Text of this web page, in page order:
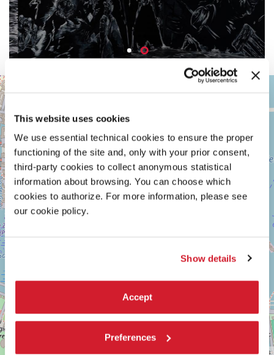
This website uses cookies
We use essential technical cookies to ensure the proper
functioning of the site and, only with your prior consent,
third-party cookies to collect anonymous statistical
information about browsing. You can choose which
cookies to authorize. For more information, please see
our cookie policy.
Show details
Accept
Preferences
ARSENALE
contributors